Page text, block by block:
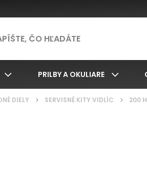
PRILBY A OKULIARE
DIELY / SERVISNÉ KITY VIDLÍC / 200